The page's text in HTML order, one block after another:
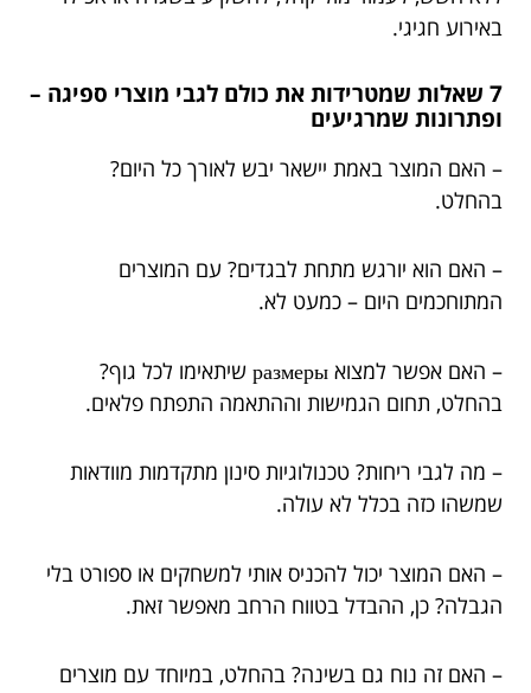
באירוע חגיגי.
7 שאלות שמטרידות את כולם לגבי מוצרי ספיגה –
ופתרונות שמרגיעים
– האם המוצר באמת יישאר יבש לאורך כל היום?
בהחלט.
– האם הוא יורגש מתחת לבגדים? עם המוצרים
המתוחכמים היום – כמעט לא.
– האם אפשר למצוא размеры שיתאימו לכל גוף?
בהחלט, תחום הגמישות וההתאמה התפתח פלאים.
– מה לגבי ריחות? טכנולוגיות סינון מתקדמות מוודאות
שמשהו כזה בכלל לא עולה.
– האם המוצר יכול להכניס אותי למשחקים או ספורט בלי
הגבלה? כן, ההבדל בטווח הרחב מאפשר זאת.
– האם זה נוח גם בשינה? בהחלט, במיוחד עם מוצרים